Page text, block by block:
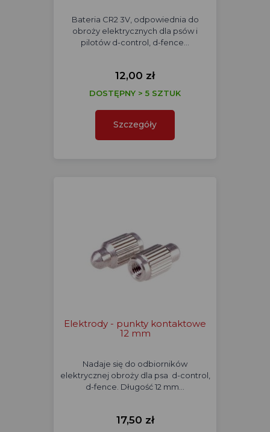
Bateria CR2 3V, odpowiednia do
obroży elektrycznych dla psów i
pilotów d-control, d-fence…
12,00 zł
DOSTĘPNY > 5 SZTUK
Szczegóły
Elektrody - punkty kontaktowe
12 mm
Nadaje się do odbiorników
elektrycznej obroży dla psa d-control,
d-fence. Długość 12 mm…
17,50 zł